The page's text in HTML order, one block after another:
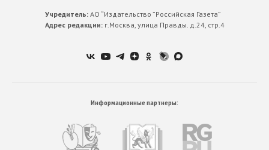
Учредитель:АО “Издательство ”Российская Газета”
Адрес редакции:г.Москва, улица Правды. д.24, стр.4
Информационные партнеры: